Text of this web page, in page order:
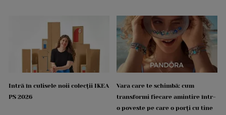
Intră în culisele noii colecții IKEA
PS 2026
Vara care te schimbă: cum
transformi fiecare amintire într-
o poveste pe care o porți cu tine